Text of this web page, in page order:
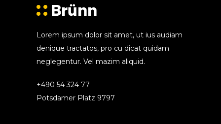
Lorem ipsum dolor sit amet, ut ius audiam
denique tractatos, pro cu dicat quidam
neglegentur. Vel mazim aliquid.
+490 54 324 77
Potsdamer Platz 9797